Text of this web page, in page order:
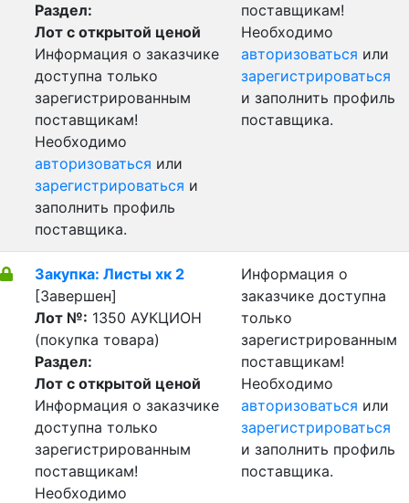
Раздел:
Лот с открытой ценой
Информация о заказчике
доступна только
зарегистрированным
поставщикам!
Необходимо
авторизоваться или
зарегистрироваться и
заполнить профиль
поставщика.
поставщикам!
Необходимо
авторизоваться или
зарегистрироваться
и заполнить профиль
поставщика.
Закупка: Листы хк 2
[Завершен]
Лот №: 1350 АУКЦИОН
(покупка товара)
Раздел:
Лот с открытой ценой
Информация о заказчике
доступна только
зарегистрированным
поставщикам!
Необходимо
Информация о
заказчике доступна
только
зарегистрированным
поставщикам!
Необходимо
авторизоваться или
зарегистрироваться
и заполнить профиль
поставщика.